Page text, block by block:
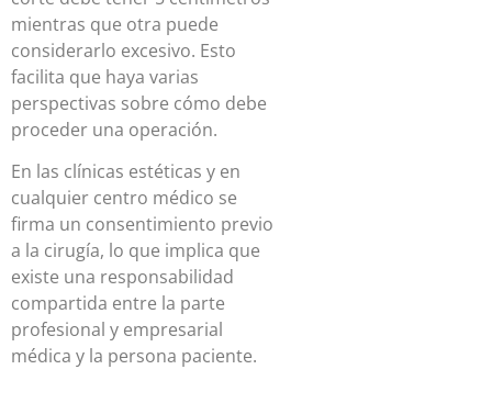
mientras que otra puede
considerarlo excesivo. Esto
facilita que haya varias
perspectivas sobre cómo debe
proceder una operación.
En las clínicas estéticas y en
cualquier centro médico se
firma un consentimiento previo
a la cirugía, lo que implica que
existe una responsabilidad
compartida entre la parte
profesional y empresarial
médica y la persona paciente.